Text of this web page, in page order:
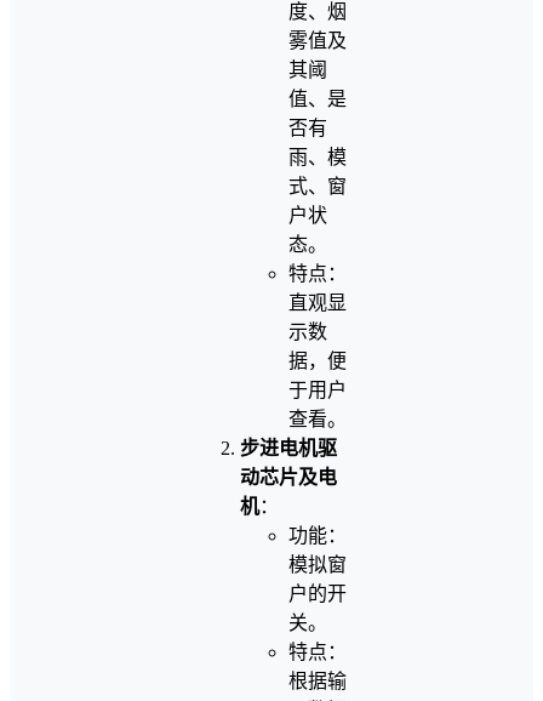
度、烟
雾值及
其阈
值、是
否有
雨、模
式、窗
户状
态。
特点：
直观显
示数
据，便
于用户
查看。
步进电机驱
动芯片及电
机：
功能：
模拟窗
户的开
关。
特点：
根据输